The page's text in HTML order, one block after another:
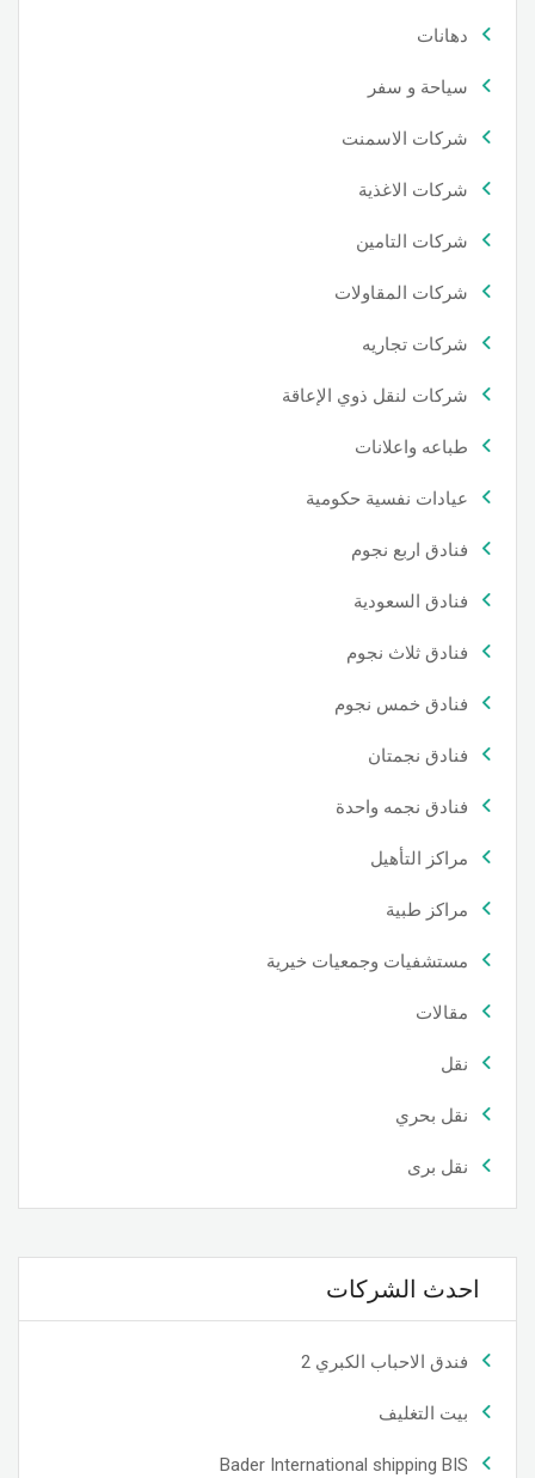
دهانات
سياحة و سفر
شركات الاسمنت
شركات الاغذية
شركات التامين
شركات المقاولات
شركات تجاريه
شركات لنقل ذوي الإعاقة
طباعه واعلانات
عيادات نفسية حكومية
فنادق اربع نجوم
فنادق السعودية
فنادق ثلاث نجوم
فنادق خمس نجوم
فنادق نجمتان
فنادق نجمه واحدة
مراكز التأهيل
مراكز طبية
مستشفيات وجمعيات خيرية
مقالات
نقل
نقل بحري
نقل برى
احدث الشركات
فندق الاحباب الكبري 2
بيت التغليف
Bader International shipping BIS